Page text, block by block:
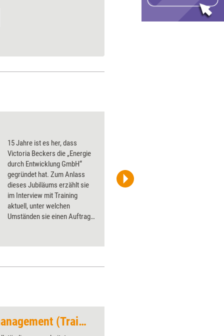
15 Jahre ist es her, dass
Victoria Beckers die „Energie
durch Entwicklung GmbH“
gegründet hat. Zum Anlass
dieses Jubiläums erzählt sie
im Interview mit Training
aktuell, unter welchen
Umständen sie einen Auftrag
Maria Jacobi, www.visualrecording.de
Vorschau: Konfliktmanagement (Trainingskonzept) – Einführungspreis bis 13.9.2026